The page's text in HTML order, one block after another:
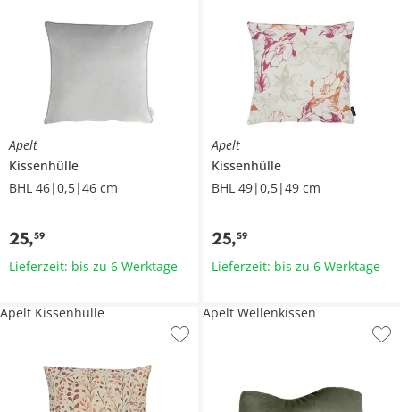
Apelt
Kissenhülle
BHL 46|0,5|46 cm
25,59
Lieferzeit: bis zu 6 Werktage
Apelt
Kissenhülle
BHL 49|0,5|49 cm
25,59
Lieferzeit: bis zu 6 Werktage
Apelt Kissenhülle Apelt Wellenkissen